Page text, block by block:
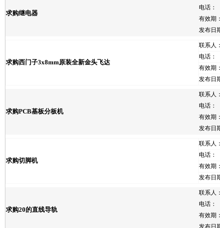
求购继电器
电话：
有效期
发布日
求购西门子3x8mm原装全新金头飞达
联系人
电话：
有效期
发布日
求购PCB基板分板机
联系人
电话：
有效期
发布日
求购切脚机
联系人
电话：
有效期
发布日
求购20的直线导轨
联系人
电话：
有效期
发布日